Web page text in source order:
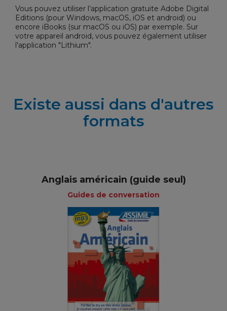
Vous pouvez utiliser l’application gratuite Adobe Digital
Editions (pour Windows, macOS, iOS et android) ou
encore iBooks (sur macOS ou iOS) par exemple. Sur
votre appareil android, vous pouvez également utiliser
l'application "Lithium".
Existe aussi dans d'autres
formats
Anglais américain (guide seul)
Guides de conversation